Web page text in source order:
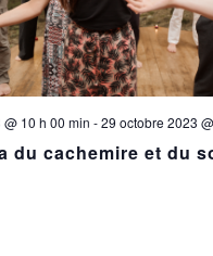
10 h 00 min -29 octobre 2023
du cachemire et du